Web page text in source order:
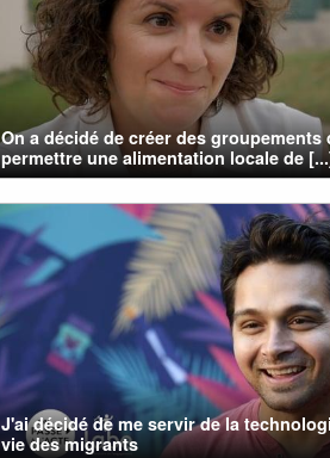
On a décidé de créer des groupements
permettre une alimentation locale de
J'ai décidé de me servir de la
vie des migrants